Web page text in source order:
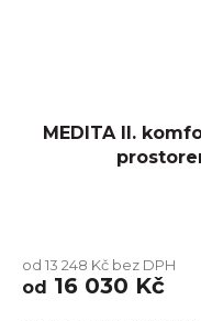
MEDITA II.
produktu
je
od 13 248 Kč bez DPH
od 16 030 Kč